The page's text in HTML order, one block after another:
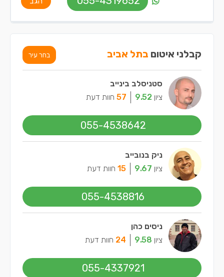
קבלני איטום בתל אביב בחר עיר
סטניסלב בינייב
ציון 9.52
57 חוות דעת
055-4538642
ניק בנובייב
ציון 9.67
15 חוות דעת
055-4538816
ניסים כהן
ציון 9.58
24 חוות דעת
055-4337921